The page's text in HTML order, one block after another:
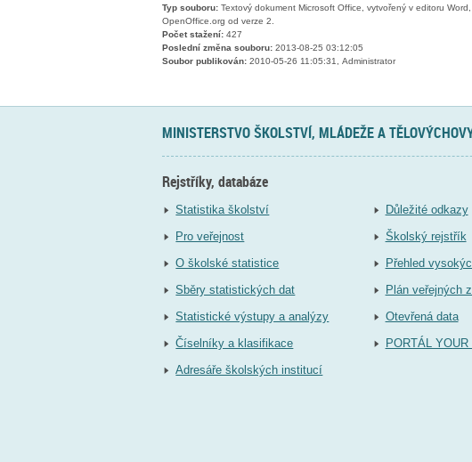
Typ souboru: Textový dokument Microsoft Office, vytvořený v editoru
OpenOffice.org od verze 2.
Počet stažení: 427
Poslední změna souboru: 2013-08-25 03:12:05
Soubor publikován: 2010-05-26 11:05:31, Administrator
MINISTERSTVO ŠKOLSTVÍ, MLÁDEŽE A
Rejstříky, databáze
Statistika školství
Pro veřejnost
O školské statistice
Sběry statistických dat
Statistické výstupy a analýzy
Číselníky a klasifikace
Adresáře školských institucí
Důležité odkazy
Školský rejstřík
Přehled
Plán veřejných
Otevřená data
PORTÁL YOUR